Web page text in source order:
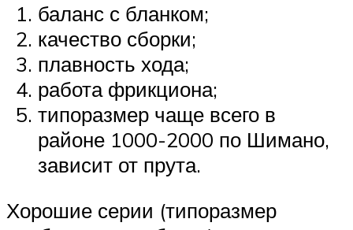
баланс с бланком;
качество сборки;
плавность хода;
работа фрикциона;
типоразмер чаще всего в
районе 1000-2000 по Шимано,
зависит от прута.
Хорошие серии (типоразмер